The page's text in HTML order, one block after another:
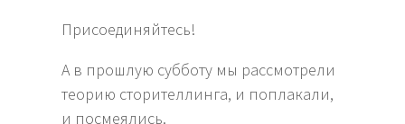
Присоединяйтесь!
А в прошлую субботу мы рассмотрели
теорию сторителлинга, и поплакали,
и посмеялись.